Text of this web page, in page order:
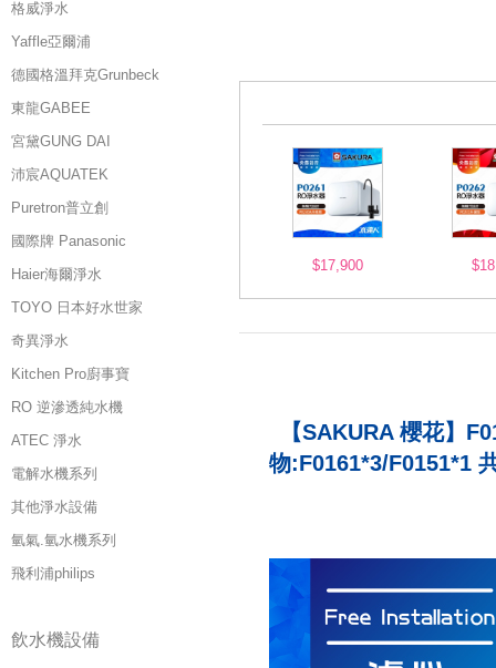
格威淨水
Yaffle亞爾浦
德國格溫拜克Grunbeck
東龍GABEE
宮黛GUNG DAI
沛宸AQUATEK
Puretron普立創
國際牌 Panasonic
Haier海爾淨水
TOYO 日本好水世家
奇異淨水
Kitchen Pro廚事寶
RO 逆滲透純水機
ATEC 淨水
電解水機系列
其他淨水設備
氫氣.氫水機系列
飛利浦philips
飲水機設備
$17,900
【SAKURA 櫻花】
物:F0161*3/F0151*1